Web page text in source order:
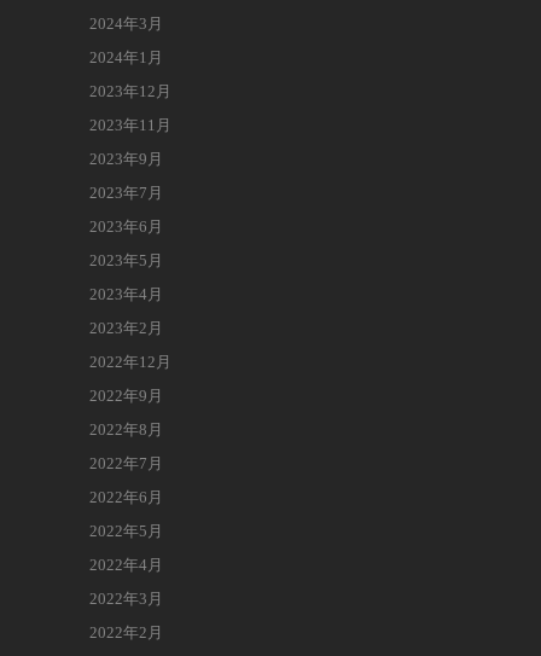
2024年3月
2024年1月
2023年12月
2023年11月
2023年9月
2023年7月
2023年6月
2023年5月
2023年4月
2023年2月
2022年12月
2022年9月
2022年8月
2022年7月
2022年6月
2022年5月
2022年4月
2022年3月
2022年2月